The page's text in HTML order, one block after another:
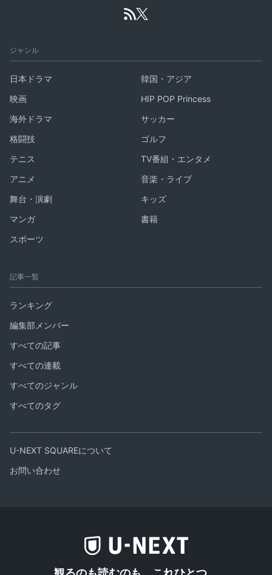
ジャンル
日本ドラマ
韓国・アジア
映画
HIP POP Princess
海外ドラマ
サッカー
格闘技
ゴルフ
テニス
TV番組・エンタメ
アニメ
音楽・ライブ
舞台・演劇
キッズ
マンガ
書籍
スポーツ
記事一覧
ランキング
編集部メンバー
すべての記事
すべての連載
すべてのジャンル
すべてのタグ
U-NEXT SQUAREについて
お問い合わせ